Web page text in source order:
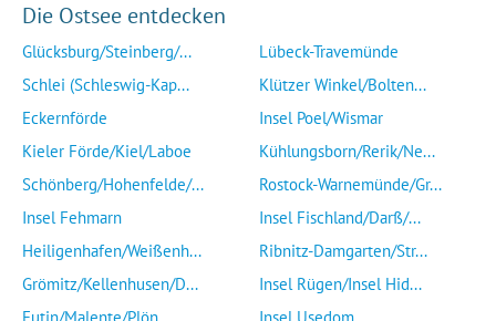
Die Ostsee entdecken
Glücksburg/Steinberg/...
Schlei (Schleswig-Kap...
Eckernförde
Kieler Förde/Kiel/Laboe
Schönberg/Hohenfelde/...
Insel Fehmarn
Heiligenhafen/Weißenh...
Grömitz/Kellenhusen/D...
Lübeck-Travemünde
Klützer Winkel/Bolten...
Insel Poel/Wismar
Kühlungsborn/Rerik/Ne...
Rostock-Warnemünde/Gr...
Insel Fischland/Darß/...
Ribnitz-Damgarten/Str...
Insel Rügen/Insel Hid...